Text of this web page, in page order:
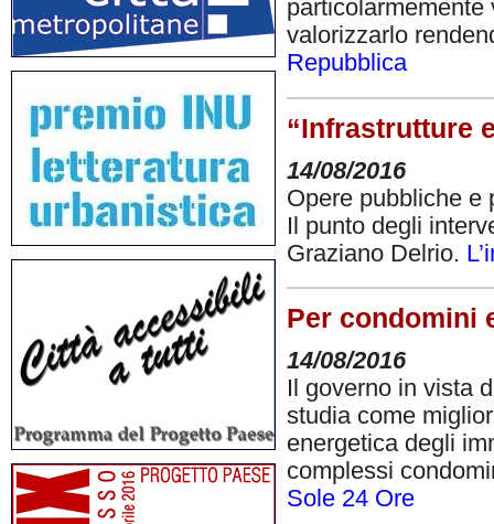
particolarmemente
valorizzarlo
Repubblica
“Infrastrutture
14/08/2016
Opere pubbliche e
Il punto degli
Graziano Delrio.
Per condomini
14/08/2016
Il governo in vista
studia come
energetica degli
complessi
Sole 24 Ore